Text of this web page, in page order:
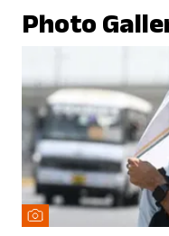
Photo